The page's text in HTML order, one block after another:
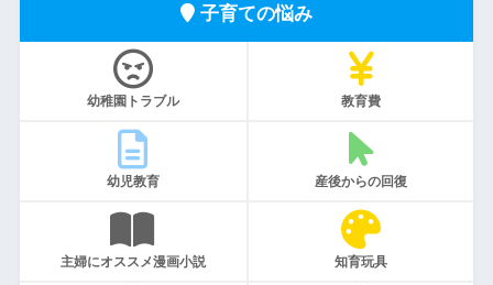
子育ての悩み
幼稚園トラブル 教育費
幼児教育 産後からの回復
主婦にオススメ漫画小説 知育玩具